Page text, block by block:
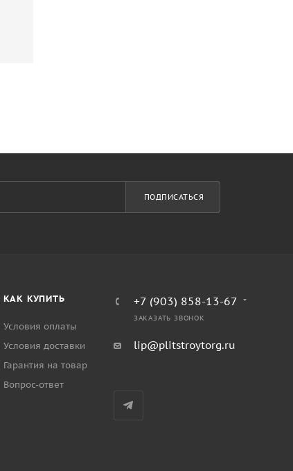
ПОДПИСАТЬСЯ
КАК КУПИТЬ
Условия оплаты
Условия доставки
Гарантия на товар
Вопрос-ответ
+7 (903) 858-13-67
ЗАКАЗАТЬ ЗВОНОК
lip@plitstroytorg.ru